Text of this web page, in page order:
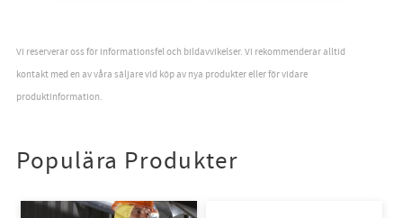
Vi reserverar oss för informationsfel och bildavvikelser. Vi rekommenderar alltid
kontakt med en av våra säljare vid köp av nya produkter eller för vidare
produktinformation.
Populära Produkter